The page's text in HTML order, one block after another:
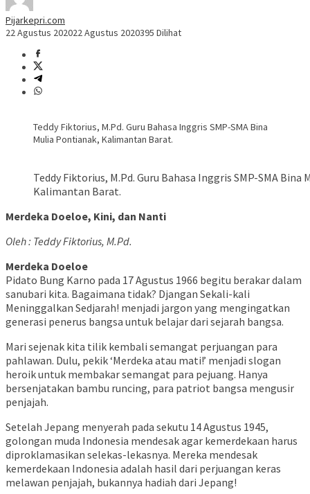
Pijarkepri.com
22 Agustus 202022 Agustus 2020395 Dilihat
Teddy Fiktorius, M.Pd. Guru Bahasa Inggris SMP-SMA Bina
Mulia Pontianak, Kalimantan Barat.
Teddy Fiktorius, M.Pd. Guru Bahasa Inggris SMP-SMA Bina
Kalimantan Barat.
Merdeka Doeloe, Kini, dan Nanti
Oleh : Teddy Fiktorius, M.Pd.
Merdeka Doeloe
Pidato Bung Karno pada 17 Agustus 1966 begitu berakar dalam
sanubari kita. Bagaimana tidak? Djangan Sekali-kali
Meninggalkan Sedjarah! menjadi jargon yang mengingatkan
generasi penerus bangsa untuk belajar dari sejarah bangsa.
Mari sejenak kita tilik kembali semangat perjuangan para
pahlawan. Dulu, pekik ‘Merdeka atau mati!’ menjadi slogan
heroik untuk membakar semangat para pejuang. Hanya
bersenjatakan bambu runcing, para patriot bangsa mengusir
penjajah.
Setelah Jepang menyerah pada sekutu 14 Agustus 1945,
golongan muda Indonesia mendesak agar kemerdekaan harus
diproklamasikan selekas-lekasnya. Mereka mendesak
kemerdekaan Indonesia adalah hasil dari perjuangan keras
melawan penjajah, bukannya hadiah dari Jepang!